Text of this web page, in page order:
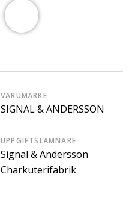
VARUMÄRKE
SIGNAL & ANDERSSON
UPPGIFTSLÄMNARE
Signal & Andersson
Charkuterifabrik